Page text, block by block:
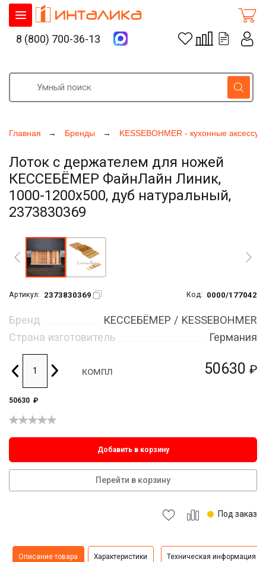
Главная Бренды KESSEBOHMER - кухонные
Лоток с держателем для ножей
КЕССЕБЁМЕР ФайнЛайн Линик,
1000-1200х500, дуб натуральный,
2373830369
Артикул: 2373830369 Код: 0000/177042
50630 ₽
Бренд
КЕССЕБЁМЕР / KESSEBOHMER
Страна изготовитель
Германия
компл
50630 ₽
Добавить в корзину
Перейти в корзину
Под заказ
Описание товара Характеристики Техническая информация
8 (800) 700-36-13